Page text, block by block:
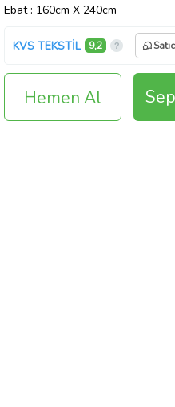
Ebat : 160cm X 240cm
KVS TEKSTİL 9,2
Hemen Al